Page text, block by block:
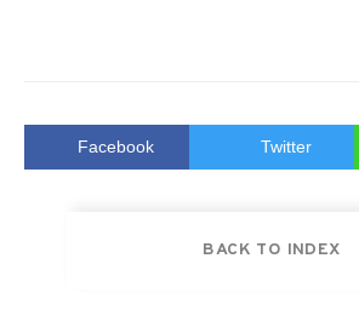
Facebook Twitter
BACK TO INDEX